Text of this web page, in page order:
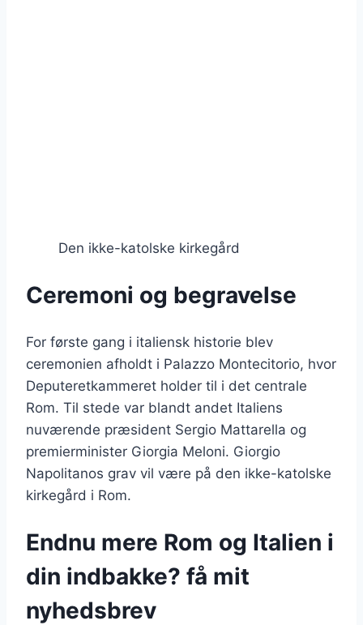
Den ikke-katolske kirkegård
Ceremoni og begravelse
For første gang i italiensk historie blev
ceremonien afholdt i Palazzo Montecitorio, hvor
Deputeretkammeret holder til i det centrale
Rom. Til stede var blandt andet Italiens
nuværende præsident Sergio Mattarella og
premierminister Giorgia Meloni. Giorgio
Napolitanos grav vil være på den ikke-katolske
kirkegård i Rom.
Endnu mere Rom og Italien i
din indbakke? få mit
nyhedsbrev